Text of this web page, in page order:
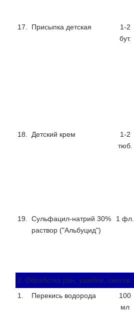
17.
Присыпка детская
1-2
бут.
18. Детский крем
1-2
тюб.
19. Сульфацил-натрий 30%
раствор ("Альбуцид")
1 фл.
2. Обработка ран, ушибов, ожогов
1.
Перекись водорода
100
мл